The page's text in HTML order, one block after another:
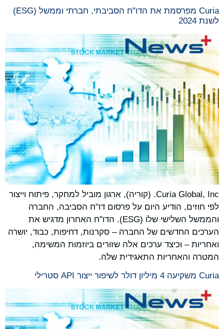
Curia מפרסמת את הדו"ח הסביבתי, חברתי וממשל (ESG)
לשנת 2024
Curia Global, Inc. (קוריה), ארגון מוביל למחקר, פיתוח וייצור
לפי חוזים, הודיע היום על פרסום דו"ח הסביבה, החברה
והממשל השלישי שלו (ESG). הדו"ח האחרון מדגיש את
הערכים החדשים של החברה – סקרנות, דחיפות, כבוד, יושרה
ואחריות – וכיצד ערכים אלה שזורים ביוזמות המשימה,
המטרה והאחריות התאגידית שלה.
Curia משקיעה 4 מיליון דולר לשיפור ייצור API סטרילי